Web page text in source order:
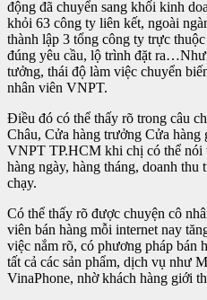
động đã chuyển sang khối kinh
khỏi 63 công ty liên kết, ngoài
thành lập 3 tổng công ty trực
đúng yêu cầu, lộ trình đặt
tưởng, thái độ làm việc chuyển
nhân viên VNPT.
Điều đó có thể thấy rõ trong câu
Châu, Cửa hàng trưởng Cửa
VNPT TP.HCM khi chị có thể nói
hàng ngày, hàng tháng, doanh thu
chạy.
Có thể thấy rõ được chuyện cô
viên bán hàng mỗi internet nay
việc nắm rõ, có phương pháp bán
tất cả các sản phẩm, dịch vụ như
VinaPhone, nhờ khách hàng giới